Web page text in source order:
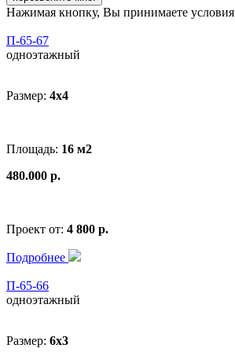
Нажимая кнопку, Вы принимаете условия
П-65-67
одноэтажный
Размер: 4x4
Площадь: 16 м2
480.000 р.
Проект от: 4 800 р.
Подробнее
П-65-66
одноэтажный
Размер: 6x3